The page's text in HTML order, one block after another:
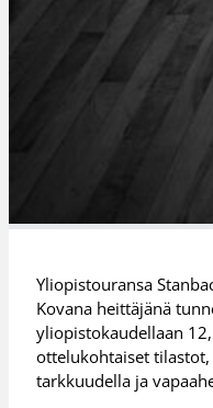
Yliopistouransa
Kovana heittäjänä
yliopistokaudellaan
ottelukohtaiset
tarkkuudella ja